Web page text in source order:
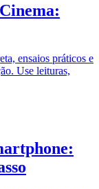
ensaios práticos e
Use leituras,